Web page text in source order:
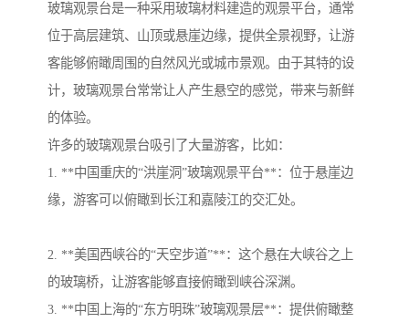
玻璃观景台是一种采用玻璃材料建造的观景平台，通常
位于高层建筑、山顶或悬崖边缘，提供全景视野，让游
客能够俯瞰周围的自然风光或城市景观。由于其特的设
计，玻璃观景台常常让人产生悬空的感觉，带来与新鲜
的体验。
许多的玻璃观景台吸引了大量游客，比如：
1. **中国重庆的“洪崖洞”玻璃观景平台**：位于悬崖边
缘，游客可以俯瞰到长江和嘉陵江的交汇处。
2. **美国西峡谷的“天空步道”**：这个悬在大峡谷之上
的玻璃桥，让游客能够直接俯瞰到峡谷深渊。
3. **中国上海的“东方明珠”玻璃观景层**：提供俯瞰整